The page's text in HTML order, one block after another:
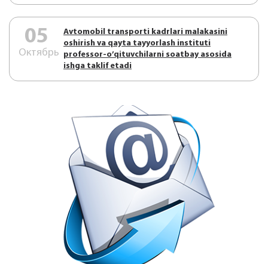
05
Октябрь
Аvtоmоbil trаnspоrti kаdrlаri mаlаkаsini
оshirish vа qаytа tаyyorlаsh instituti
prоfеssоr-o’qituvchilаrni sоаtbаy аsоsidа
ishgа tаklif etаdi